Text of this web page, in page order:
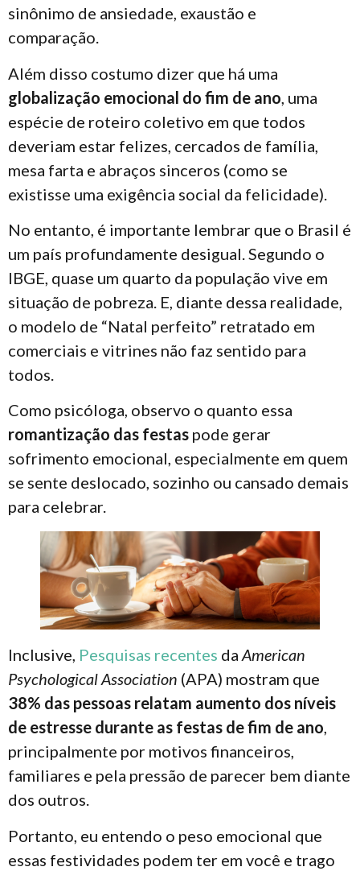
sinônimo de ansiedade, exaustão e
comparação.
Além disso costumo dizer que há uma
globalização emocional do fim de ano , uma
espécie de roteiro coletivo em que todos
deveriam estar felizes, cercados de família,
mesa farta e abraços sinceros (como se
existisse uma exigência social da felicidade).
No entanto, é importante lembrar que o Brasil é
um país profundamente desigual. Segundo o
IBGE, quase um quarto da população vive em
situação de pobreza. E, diante dessa realidade,
o modelo de “Natal perfeito” retratado em
comerciais e vitrines não faz sentido para
todos.
Como psicóloga, observo o quanto essa
romantização das festas pode gerar
sofrimento emocional, especialmente em quem
se sente deslocado, sozinho ou cansado demais
para celebrar.
Inclusive, Pesquisas recentes da American
Psychological Association (APA) mostram que
38% das pessoas relatam aumento dos níveis
de estresse durante as festas de fim de ano,
principalmente por motivos financeiros,
familiares e pela pressão de parecer bem diante
dos outros.
Portanto, eu entendo o peso emocional que
essas festividades podem ter em você e trago